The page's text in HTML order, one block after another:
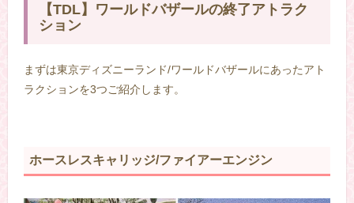
【TDL】ワールドバザールの終了アトラク
ション
まずは東京ディズニーランド/ワールドバザールにあったアト
ラクションを3つご紹介します。
ホースレスキャリッジ/ファイアーエンジン